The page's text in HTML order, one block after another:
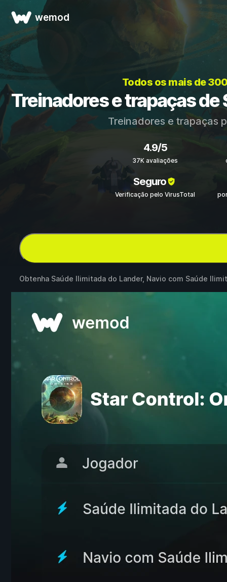
wemod
Todos os mais de
Treinadores e trapaças
Treinadores e trapaças
4.9/5
37K avaliações
Seguro
Verificação pelo VirusTotal
Obtenha Saúde Ilimitada do Lander, Navio com Saúde